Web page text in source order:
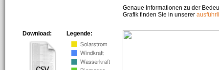
Genaue Informationen zu der
Grafik finden Sie in unserer
Legende:
Download: